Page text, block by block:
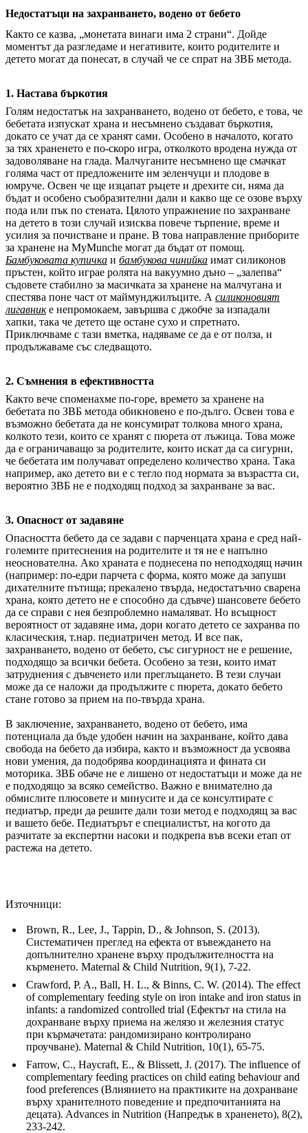
Недостатъци на захранването, водено от бебето
Както се казва, „монетата винаги има 2 страни“. Дойде
моментът да разгледаме и негативите, които родителите и
детето могат да понесат, в случай че се спрат на ЗВБ метода.
1. Настава бъркотия
Голям недостатък на захранването, водено от бебето, е това, че
бебетата изпускат храна и несъмнено създават бъркотия,
докато се учат да се хранят сами. Особено в началото, когато
за тях храненето е по-скоро игра, отколкото вродена нужда от
задоволяване на глада. Малчуганите несъмнено ще смачкат
голяма част от предложените им зеленчуци и плодове в
юмруче. Освен че ще изцапат ръцете и дрехите си, няма да
бъдат и особено съобразителни дали и какво ще се озове върху
пода или пък по стената. Цялото упражнение по захранване
на детето в този случай изисква повече търпение, време и
усилия за почистване и пране. В това направление приборите
за хранене на MyMunche могат да бъдат от помощ.
Бамбуковата купичка и бамбукова чинийка имат силиконов
пръстен, който играе ролята на вакуумно дъно – „залепва“
съдовете стабилно за масичката за хранене на малчугана и
спестява поне част от маймунджилъците. А силиконовият
лигавнике непромокаем, завършва с джобче за изпадали
хапки, така че детето ще остане сухо и спретнато.
Приключваме с тази вметка, надяваме се да е от полза, и
продължаваме със следващото.
2. Съмнения в ефективността
Както вече споменахме по-горе, времето за хранене на
бебетата по ЗВБ метода обикновено е по-дълго. Освен това е
възможно бебетата да не консумират толкова много храна,
колкото тези, които се хранят с пюрета от лъжица. Това може
да е ограничаващо за родителите, които искат да са сигурни,
че бебетата им получават определено количество храна. Така
например, ако детето ви е с тегло под нормата за възрастта си,
вероятно ЗВБ не е подходящ подход за захранване за вас.
3. Опасност от задавяне
Опасността бебето да се задави с парченцата храна е сред най-
големите притеснения на родителите и тя не е напълно
неоснователна. Ако храната е поднесена по неподходящ начин
(например: по-едри парчета с форма, която може да запуши
дихателните пътища; прекалено твърда, недостатъчно сварена
храна, която детето не е способно да сдъвче) шансовете бебето
да се справи с нея безпроблемно намаляват. Но всъщност
вероятност от задавяне има, дори когато детето се захранва по
класическия, т.нар. педиатричен метод. И все пак,
захранването, водено от бебето, със сигурност не е решение,
подходящо за всички бебета. Особено за тези, които имат
затруднения с дъвченето или преглъщането. В тези случаи
може да се наложи да продължите с пюрета, докато бебето
стане готово за прием на по-твърда храна.
В заключение, захранването, водено от бебето, има
потенциала да бъде удобен начин на захранване, който дава
свобода на бебето да избира, както и възможност да усвоява
нови умения, да подобрява координацията и фината си
моторика. ЗВБ обаче не е лишено от недостатъци и може да не
е подходящо за всяко семейство. Важно е внимателно да
обмислите плюсовете и минусите и да се консултирате с
педиатър, преди да решите дали този метод е подходящ за вас
и вашето бебе. Педиатърът е специалистът, на когото да
разчитате за експертни насоки и подкрепа във всеки етап от
растежа на детето.
Източници:
Brown, R., Lee, J., Tappin, D., & Johnson, S. (2013).
Систематичен преглед на ефекта от въвеждането на
допълнително хранене върху продължителността на
кърменето. Maternal & Child Nutrition, 9(1), 7-22.
Crawford, P. A., Ball, H. L., & Binns, C. W. (2014). The effect
of complementary feeding style on iron intake and iron status in
infants: a randomized controlled trial (Ефектът на стила на
дохранване върху приема на желязо и железния статус
при кърмачетата: рандомизирано контролирано
проучване). Maternal & Child Nutrition, 10(1), 65-75.
Farrow, C., Haycraft, E., & Blissett, J. (2017). The influence of
complementary feeding practices on child eating behaviour and
food preferences (Влиянието на практиките на дохранване
върху хранителното поведение и предпочитанията на
децата). Advances in Nutrition (Напредък в храненето), 8(2),
233-242.